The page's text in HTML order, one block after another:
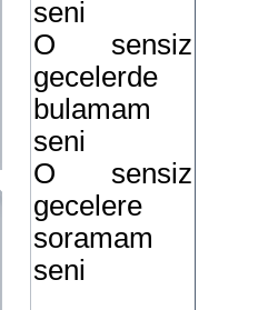
seni
O sensiz
gecelerde
bulamam
seni
O sensiz
gecelere
soramam
seni